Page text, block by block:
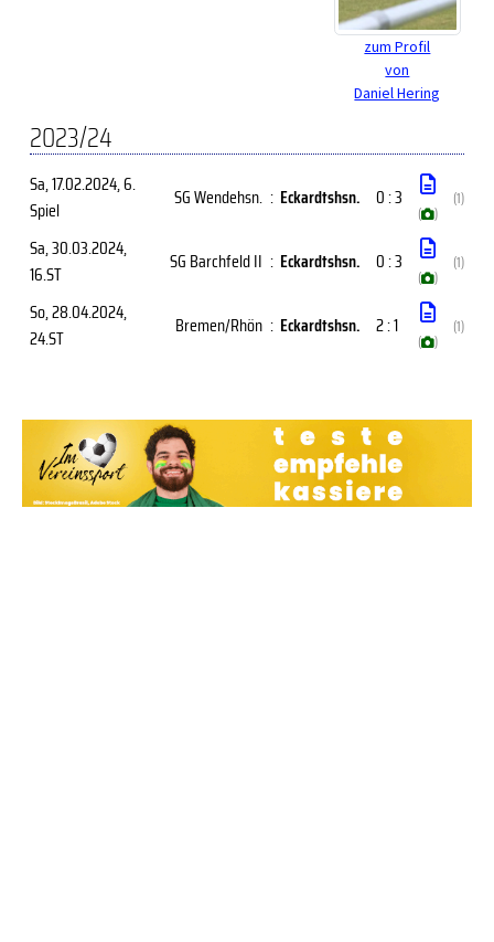
zum Profil
von
Daniel Hering
2023/24
Sa, 17.02.2024, 6.
Spiel
SG Wendehsn. : Eckardtshsn. 0 : 3
( )
(1)
Sa, 30.03.2024,
16.ST
SG Barchfeld II : Eckardtshsn. 0 : 3
( )
(1)
So, 28.04.2024,
24.ST
Bremen/Rhön : Eckardtshsn. 2 : 1
( )
(1)